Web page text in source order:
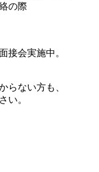
の際
接会実施中。
らない方も、
い。